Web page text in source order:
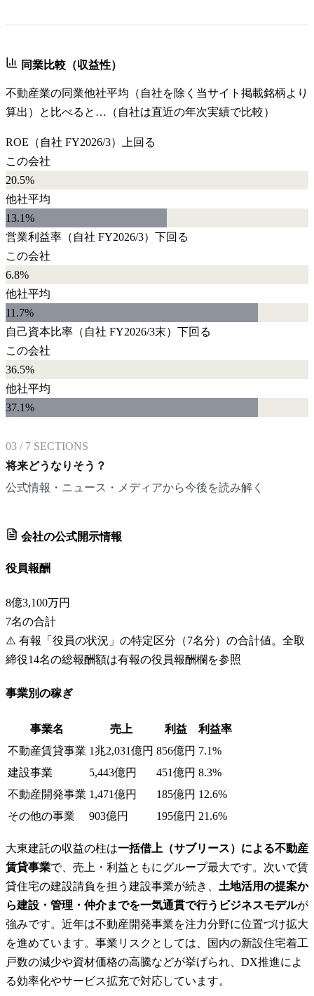
同業比較（収益性）
不動産業の同業他社平均（自社を除く当サイト掲載銘柄より
算出）と比べると…（自社は直近の年次実績で比較）
ROE （自社 FY2026/3）
上回る
この会社
20.5%
他社平均
13.1%
営業利益率 （自社 FY2026/3） 下回る
この会社
6.8%
他社平均
11.7%
自己資本比率 （自社 FY2026/3末） 下回る
この会社
36.5%
他社平均
37.1%
03 / 7 SECTIONS
将来どうなりそう？
公式情報・ニュース・メディアから今後を読み解く
会社の公式開示情報
役員報酬
8億3,100万円
7名の合計
⚠️ 有報「役員の状況」の特定区分（7名分）の合計値。全取
締役14名の総報酬額は有報の役員報酬欄を参照
事業別の稼ぎ
事業名 売上 利益
利益率
不動産賃貸事業 1兆2,031億円 856億円 7.1%
建設事業
5,443億円 451億円 8.3%
不動産開発事業 1,471億円 185億円 12.6%
その他の事業
903億円 195億円 21.6%
大東建託の収益の柱は一括借上（サブリース）による不動産
賃貸事業で、売上・利益ともにグループ最大です。次いで賃
貸住宅の建設請負を担う建設事業が続き、 土地活用の提案か
ら建設・管理・仲介までを一気通貫で行うビジネスモデルが
強みです。近年は不動産開発事業を注力分野に位置づけ拡大
を進めています。事業リスクとしては、国内の新設住宅着工
戸数の減少や資材価格の高騰などが挙げられ、DX推進によ
る効率化やサービス拡充で対応しています。